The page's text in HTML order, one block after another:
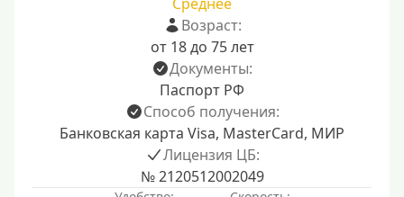
Возраст:
от 18 до 75 лет
Документы:
Паспорт РФ
Способ получения:
Банковская карта Visa, MasterCard, МИР
Лицензия ЦБ:
№ 2120512002049